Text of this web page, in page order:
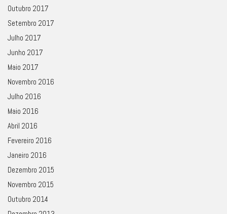
Outubro 2017
Setembro 2017
Julho 2017
Junho 2017
Maio 2017
Novembro 2016
Julho 2016
Maio 2016
Abril 2016
Fevereiro 2016
Janeiro 2016
Dezembro 2015
Novembro 2015
Outubro 2014